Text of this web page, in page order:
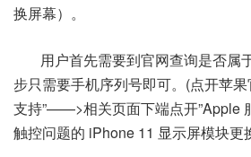
换屏幕）。
用户首先需要到官网查询是否属
步只需要手机序列号即可。(点开苹
支持”——>相关页面下端点开”Apple
触控问题的 iPhone 11 显示屏模块更